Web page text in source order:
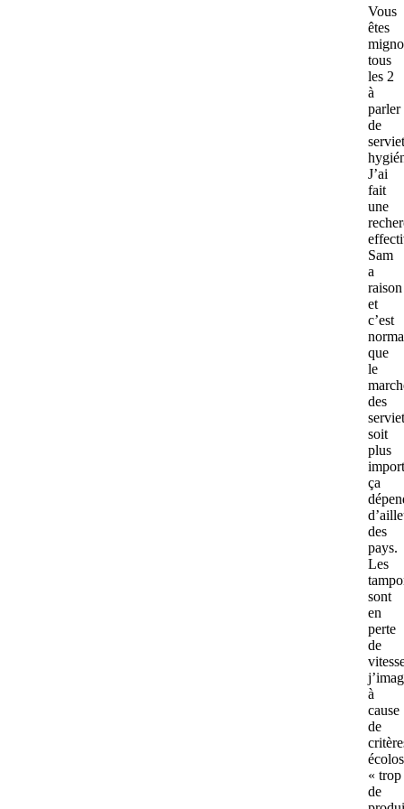
Vous
êtes
tous
les 2
à
parler
de
J’ai
fait
une
Sam
a
raison
et
c’est
que
le
des
soit
plus
ça
des
pays.
Les
sont
en
perte
de
à
cause
de
« trop
de